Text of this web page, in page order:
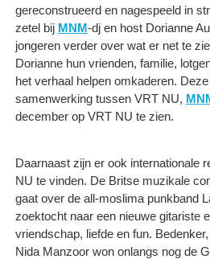
gereconstrueerd en nagespeeld in
zetel bij MNM-dj en host Dorianne
jongeren verder over wat er net te
Dorianne hun vrienden, familie,
het verhaal helpen omkaderen.
samenwerking tussen VRT NU,
december op VRT NU te zien.
Daarnaast zijn er ook internationale
NU te vinden. De Britse muzikale
gaat over de all-moslima punkband
zoektocht naar een nieuwe gitariste
vriendschap, liefde en fun.
Nida Manzoor won onlangs nog de